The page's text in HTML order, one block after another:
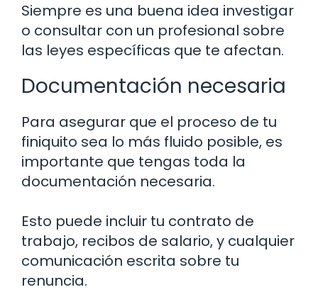
Siempre es una buena idea investigar
o consultar con un profesional sobre
las leyes específicas que te afectan.
Documentación necesaria
Para asegurar que el proceso de tu
finiquito sea lo más fluido posible, es
importante que tengas toda la
documentación necesaria.
Esto puede incluir tu contrato de
trabajo, recibos de salario, y cualquier
comunicación escrita sobre tu
renuncia.